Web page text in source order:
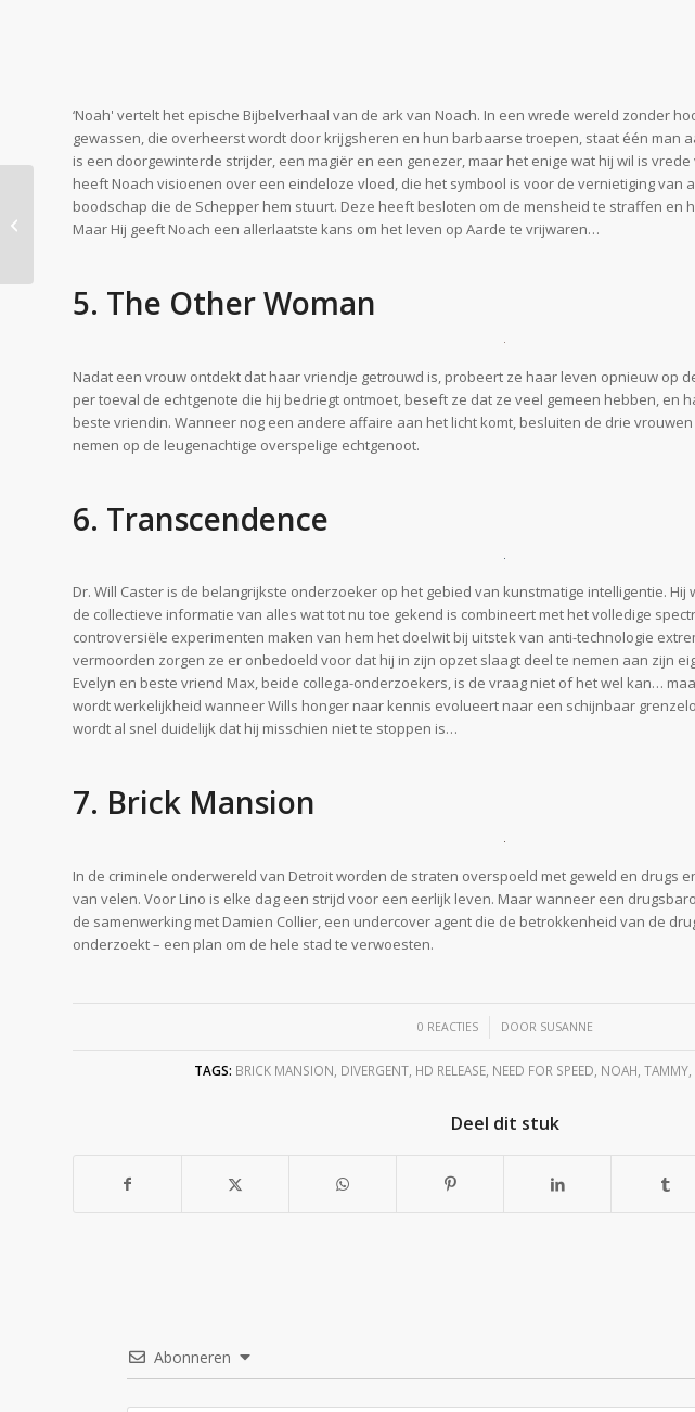
‘Noah' vertelt het epische Bijbelverhaal van de ark van Noach. In een wrede wereld zonder
gewassen, die overheerst wordt door krijgsheren en hun barbaarse troepen, staat één man
is een doorgewinterde strijder, een magiër en een genezer, maar het enige wat hij wil is
heeft Noach visioenen over een eindeloze vloed, die het symbool is voor de vernietiging van
boodschap die de Schepper hem stuurt. Deze heeft besloten om de mensheid te straffen en
Maar Hij geeft Noach een allerlaatste kans om het leven op Aarde te vrijwaren…
5. The Other Woman
Nadat een vrouw ontdekt dat haar vriendje getrouwd is, probeert ze haar leven opnieuw op
per toeval de echtgenote die hij bedriegt ontmoet, beseft ze dat ze veel gemeen hebben, en
beste vriendin. Wanneer nog een andere affaire aan het licht komt, besluiten de drie
nemen op de leugenachtige overspelige echtgenoot.
6. Transcendence
Dr. Will Caster is de belangrijkste onderzoeker op het gebied van kunstmatige intelligentie.
de collectieve informatie van alles wat tot nu toe gekend is combineert met het volledige
controversiële experimenten maken van hem het doelwit bij uitstek van anti-technologie
vermoorden zorgen ze er onbedoeld voor dat hij in zijn opzet slaagt deel te nemen aan zijn
Evelyn en beste vriend Max, beide collega-onderzoekers, is de vraag niet of het wel kan…
wordt werkelijkheid wanneer Wills honger naar kennis evolueert naar een schijnbaar
wordt al snel duidelijk dat hij misschien niet te stoppen is…
7. Brick Mansion
In de criminele onderwereld van Detroit worden de straten overspoeld met geweld en drugs
van velen. Voor Lino is elke dag een strijd voor een eerlijk leven. Maar wanneer een
de samenwerking met Damien Collier, een undercover agent die de betrokkenheid van de
onderzoekt – een plan om de hele stad te verwoesten.
0 REACTIES
/ DOOR SUSANNE
TAGS: BRICK MANSION, DIVERGENT, HD RELEASE, NEED FOR SPEED, NOAH, TAMMY,
Deel dit stuk
Abonneren
De Crime-Series top 5